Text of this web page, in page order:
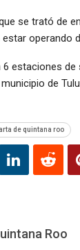
se trató de
operando
6 estaciones
de
de quintana roo
Roo